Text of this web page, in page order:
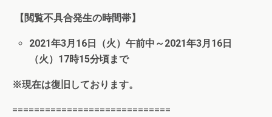
【閲覧不具合発生の時間帯】
2021年3月16日（火）午前中～2021年3月16日
（火）17時15分頃まで
※現在は復旧しております。
=============================